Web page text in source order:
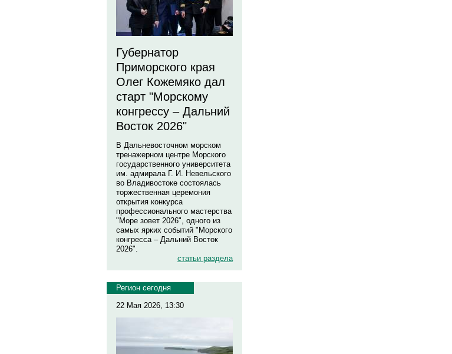
Губернатор
Приморского края
Олег Кожемяко дал
старт "Морскому
конгрессу – Дальний
Восток 2026"
В Дальневосточном морском
тренажерном центре Морского
государственного университета
им. адмирала Г. И. Невельского
во Владивостоке состоялась
торжественная церемония
открытия конкурса
профессионального мастерства
"Море зовет 2026", одного из
самых ярких событий "Морского
конгресса – Дальний Восток
2026".
статьи раздела
Регион сегодня
22 Мая 2026, 13:30